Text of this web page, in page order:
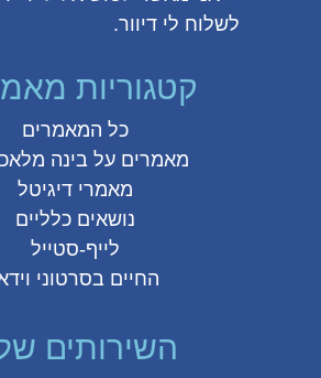
לשלוח לי דיוור.
קטגוריות
כל המאמרים
מאמרים עלבינה
מאמרי דיגיטל
נושאים כלליים
לייף-סטייל
החיים בסרטוני וידאו
השירותים